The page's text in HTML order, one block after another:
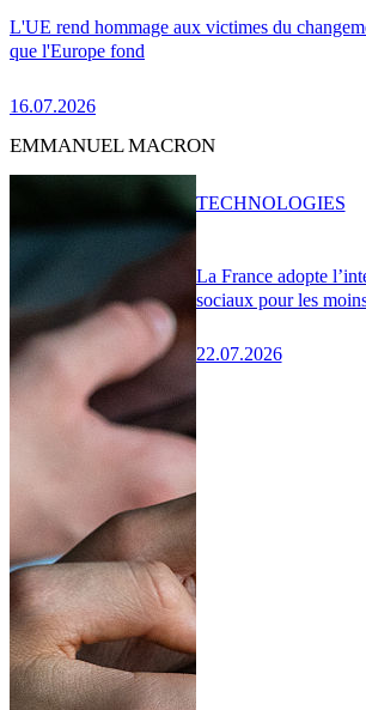
L'UE rend hommage aux victimes du
que l'Europe fond
16.07.2026
EMMANUEL MACRON
La France adopte
sociaux pour les
22.07.2026
TECHNOLOGIES